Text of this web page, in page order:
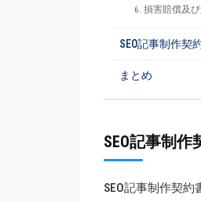
6. 損害賠償及
SEO記事制作契
まとめ
SEO記事制作
SEO記事制作契